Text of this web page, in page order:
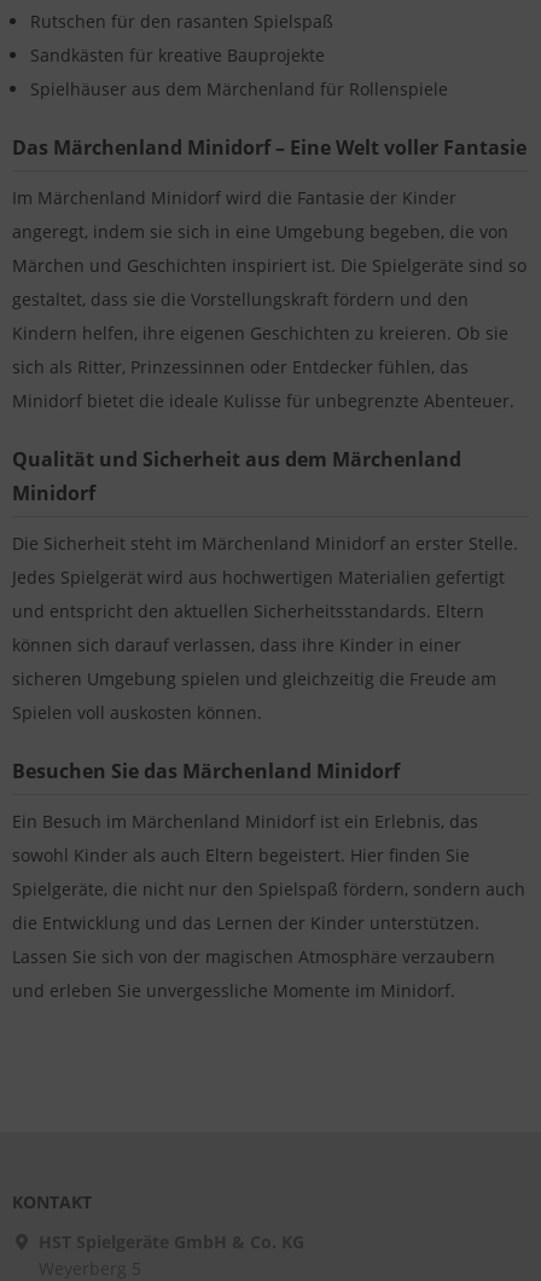
Rutschen für den rasanten Spielspaß
Sandkästen für kreative Bauprojekte
Spielhäuser aus dem Märchenland für Rollenspiele
Das Märchenland Minidorf – Eine Welt voller Fantasie
Im Märchenland Minidorf wird die Fantasie der Kinder
angeregt, indem sie sich in eine Umgebung begeben, die von
Märchen und Geschichten inspiriert ist. Die Spielgeräte sind so
gestaltet, dass sie die Vorstellungskraft fördern und den
Kindern helfen, ihre eigenen Geschichten zu kreieren. Ob sie
sich als Ritter, Prinzessinnen oder Entdecker fühlen, das
Minidorf bietet die ideale Kulisse für unbegrenzte Abenteuer.
Qualität und Sicherheit aus dem Märchenland
Minidorf
Die Sicherheit steht im Märchenland Minidorf an erster Stelle.
Jedes Spielgerät wird aus hochwertigen Materialien gefertigt
und entspricht den aktuellen Sicherheitsstandards. Eltern
können sich darauf verlassen, dass ihre Kinder in einer
sicheren Umgebung spielen und gleichzeitig die Freude am
Spielen voll auskosten können.
Besuchen Sie das Märchenland Minidorf
Ein Besuch im Märchenland Minidorf ist ein Erlebnis, das
sowohl Kinder als auch Eltern begeistert. Hier finden Sie
Spielgeräte, die nicht nur den Spielspaß fördern, sondern auch
die Entwicklung und das Lernen der Kinder unterstützen.
Lassen Sie sich von der magischen Atmosphäre verzaubern
und erleben Sie unvergessliche Momente im Minidorf.
KONTAKT
HST Spielgeräte GmbH & Co. KG
Weyerberg 5